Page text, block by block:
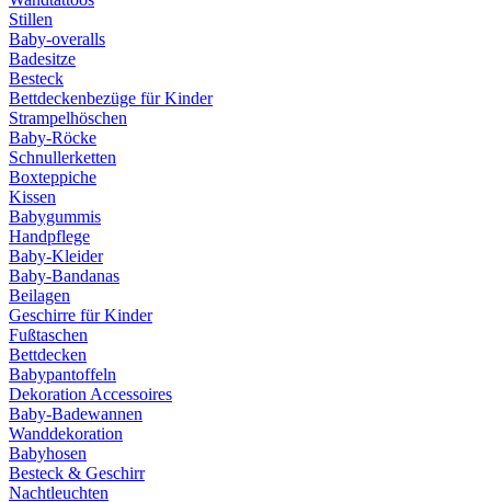
Stillen
Baby-overalls
Badesitze
Besteck
Bettdeckenbezüge für Kinder
Strampelhöschen
Baby-Röcke
Schnullerketten
Boxteppiche
Kissen
Babygummis
Handpflege
Baby-Kleider
Baby-Bandanas
Beilagen
Geschirre für Kinder
Fußtaschen
Bettdecken
Babypantoffeln
Dekoration Accessoires
Baby-Badewannen
Wanddekoration
Babyhosen
Besteck & Geschirr
Nachtleuchten